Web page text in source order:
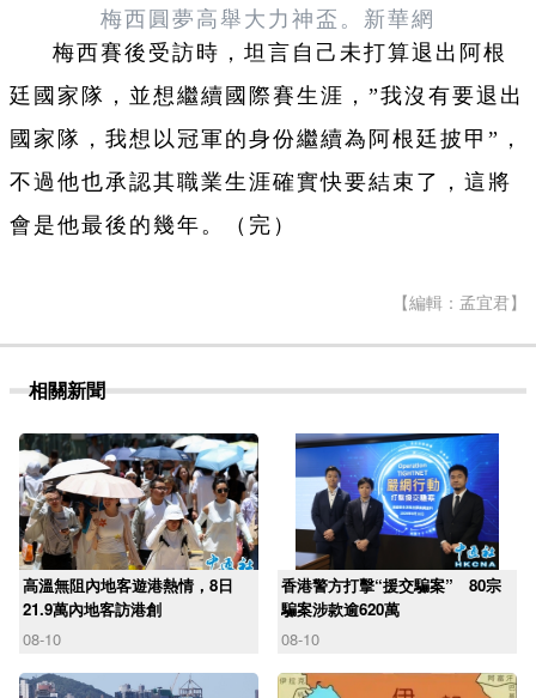
梅西圓夢高舉大力神盃。新華網
梅西賽後受訪時，坦言自己未打算退出阿根
廷國家隊，並想繼續國際賽生涯，”我沒有要退出
國家隊，我想以冠軍的身份繼續為阿根廷披甲”，
不過他也承認其職業生涯確實快要結束了，這將
會是他最後的幾年。（完）
【編輯：孟宜君】
相關新聞
高溫無阻內地客遊港熱情，8日
21.9萬內地客訪港創
08-10
香港警方打擊“援交騙案” 80宗
騙案涉款逾620萬
08-10